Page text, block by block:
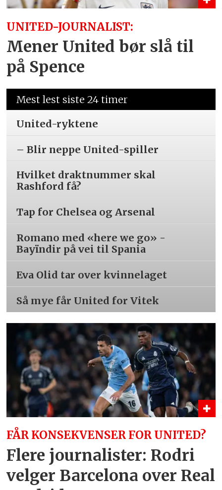
UNITED-JOURNALIST:
Mener United bør slå til
på Spence
Mest lest siste 24 timer
United-ryktene
– Blir neppe United-spiller
Hvilket draktnummer skal
Rashford få?
Tap for Chelsea og Arsenal
Romano med «here we go» -
Bayïndir på vei til Spania
Eva Olid tar over kvinnelaget
Så mye får United for Vitek
FÅR KONSEKVENSER FOR UNITED?
Flere journalister: Rodri
velger Barcelona over Real